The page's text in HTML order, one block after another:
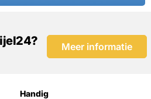
Meer informatie
Handig